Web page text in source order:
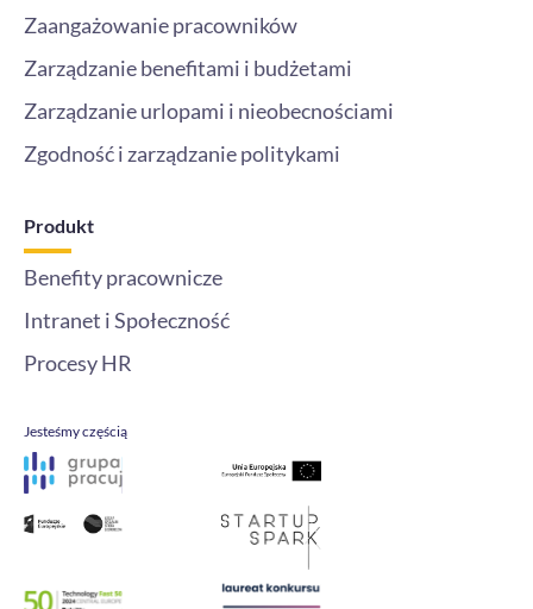
Zaangażowanie pracowników
Zarządzanie benefitami i budżetami
Zarządzanie urlopami i nieobecnościami
Zgodność i zarządzanie politykami
Produkt
Benefity pracownicze
Intranet i Społeczność
Procesy HR
Jesteśmy częścią